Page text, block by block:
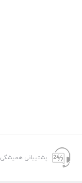
پشتیبانی همیشگی